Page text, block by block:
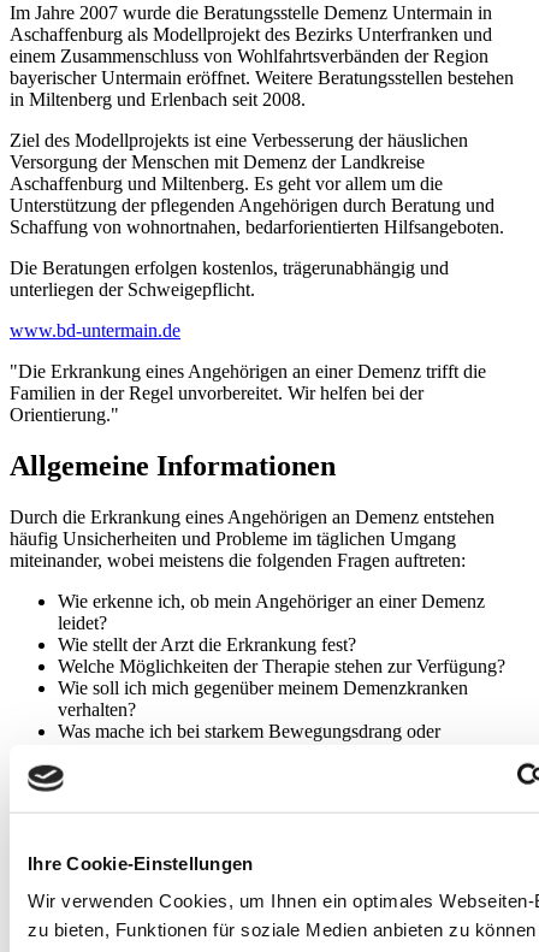
Ihre Cookie-Einstellungen
Wir verwenden Cookies, um Ihnen ein optimales
zu bieten, Funktionen für soziale Medien anbieten zu
Im Jahre 2007 wurde die Beratungsstelle Demenz Untermain in
Aschaffenburg als Modellprojekt des Bezirks Unterfranken und
einem Zusammenschluss von Wohlfahrtsverbänden der Region
bayerischer Untermain eröffnet. Weitere Beratungsstellen bestehen
in Miltenberg und Erlenbach seit 2008.
Ziel des Modellprojekts ist eine Verbesserung der häuslichen
Versorgung der Menschen mit Demenz der Landkreise
Aschaffenburg und Miltenberg. Es geht vor allem um die
Unterstützung der pflegenden Angehörigen durch Beratung und
Schaffung von wohnortnahen, bedarforientierten Hilfsangeboten.
Die Beratungen erfolgen kostenlos, trägerunabhängig und
unterliegen der Schweigepflicht.
www.bd-untermain.de
"Die Erkrankung eines Angehörigen an einer Demenz trifft die
Familien in der Regel unvorbereitet. Wir helfen bei der
Orientierung."
Allgemeine Informationen
Durch die Erkrankung eines Angehörigen an Demenz entstehen
häufig Unsicherheiten und Probleme im täglichen Umgang
miteinander, wobei meistens die folgenden Fragen auftreten:
Wie erkenne ich, ob mein Angehöriger an einer Demenz
leidet?
Wie stellt der Arzt die Erkrankung fest?
Welche Möglichkeiten der Therapie stehen zur Verfügung?
Wie soll ich mich gegenüber meinem Demenzkranken
verhalten?
Was mache ich bei starkem Bewegungsdrang oder
Welche Hilfsangebote und Unterstützung gibt es?
Welche Kosten trägt die Pflegekasse?
Wie kann ich mich und meine Familie vor Überlastung
...... und so weiter
Die Beratungsstelle Demenz Untermain bietet Ihnen zu den oben
genannten Fragen und weiteren Themen "rund um die Demenz"
Beratung und Information an.